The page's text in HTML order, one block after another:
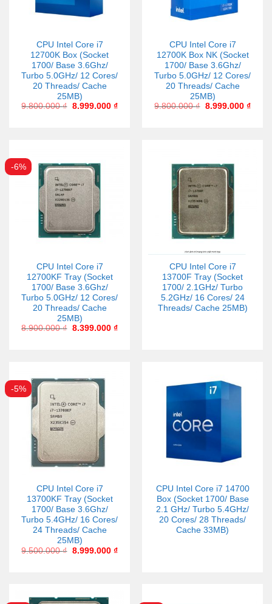
CPU Intel Core i7
12700K Box (Socket
1700/ Base 3.6Ghz/
Turbo 5.0GHz/ 12 Cores/
20 Threads/ Cache
25MB)
9.800.000₫ 8.999.000 ₫
CPU Intel Core i7
12700K Box NK (Socket
1700/ Base 3.6Ghz/
Turbo 5.0GHz/ 12 Cores/
20 Threads/ Cache
25MB)
9.800.000₫ 8.999.000 ₫
-6%
CPU Intel Core i7
12700KF Tray (Socket
1700/ Base 3.6Ghz/
Turbo 5.0GHz/ 12 Cores/
20 Threads/ Cache
25MB)
8.900.000₫ 8.399.000 ₫
CPU Intel Core i7
13700F Tray (Socket
1700/ 2.1GHz/ Turbo
5.2GHz/ 16 Cores/ 24
Threads/ Cache 25MB)
-5%
CPU Intel Core i7
13700KF Tray (Socket
1700/ Base 3.6Ghz/
Turbo 5.4GHz/ 16 Cores/
24 Threads/ Cache
25MB)
9.500.000₫ 8.999.000 ₫
CPU Intel Core i7 14700
Box (Socket 1700/ Base
2.1 GHz/ Turbo 5.4GHz/
20 Cores/ 28 Threads/
Cache 33MB)